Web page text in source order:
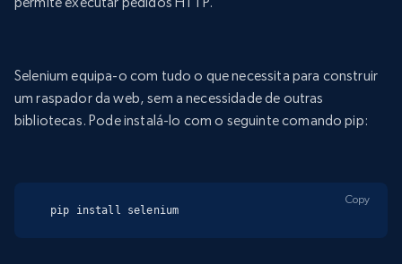
Selenium equipa-o com tudo o que necessita para construir
um raspador da web, sem a necessidade de outras
bibliotecas. Pode instalá-lo com o seguinte comando pip:
pip install selenium
Copy